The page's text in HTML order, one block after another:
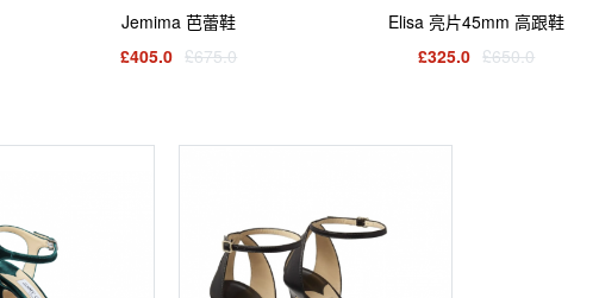
Jemima 芭蕾鞋
£405.0 £675.0
Elisa 亮片45mm 高跟鞋
£325.0 £650.0